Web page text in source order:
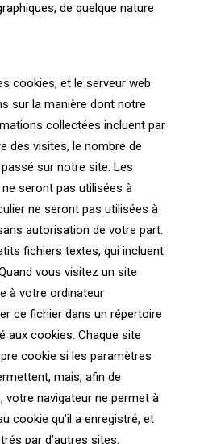
de quelque nature
cookies, et le serveur web
sur la manière dont notre
collectées incluent par
des visites, le nombre de
sur notre site. Les
seront pas utilisées à
ne seront pas utilisées à
autorisation de votre part.
fichiers textes, qui incluent
vous visitez un site
à votre ordinateur
ce fichier dans un répertoire
aux cookies. Chaque site
cookie si les paramètres
mais, afin de
votre navigateur ne permet à
cookie qu’il a enregistré, et
par d’autres sites.